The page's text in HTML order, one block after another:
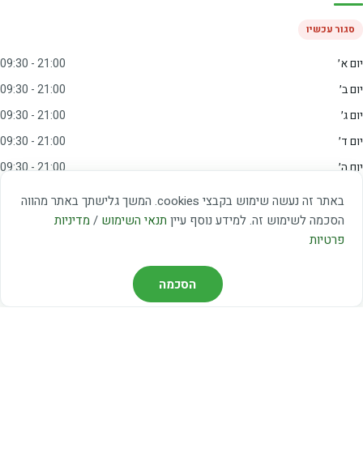
באתר זה נעשה שימוש בקבצי cookies. המשך גלישתך באתר מהווה
הסכמה לשימוש זה. למידע נוסף עיין תנאי השימוש / מדיניות
פרטיות
הסכמה
סגור עכשיו
יום א׳
09:30 - 21:00
יום ב׳
09:30 - 21:00
יום ג׳
09:30 - 21:00
יום ד׳
09:30 - 21:00
יום ה׳
09:30 - 21:00
09:00 - 15:00
שבת
20:00 - 23:00